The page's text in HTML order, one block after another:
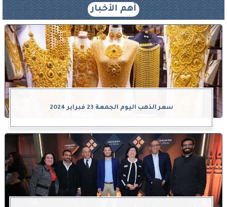
أهم الأخبار
سعر الذهب اليوم الجمعة 23 فبراير 2024